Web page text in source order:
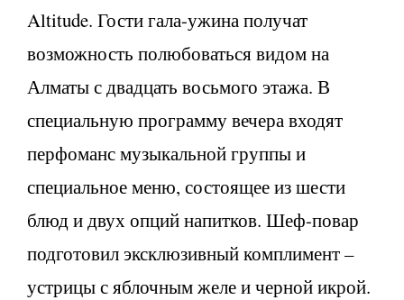
Altitude. Гости гала-ужина получат
возможность полюбоваться видом на
Алматы с двадцать восьмого этажа. В
специальную программу вечера входят
перфоманс музыкальной группы и
специальное меню, состоящее из шести
блюд и двух опций напитков. Шеф-повар
подготовил эксклюзивный комплимент –
устрицы с яблочным желе и черной икрой.